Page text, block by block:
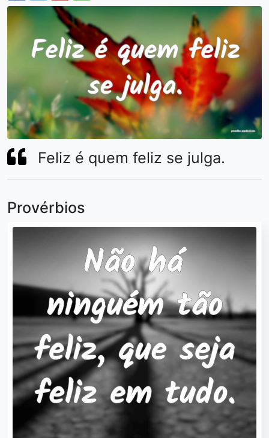
Feliz é quem feliz se julga.
Provérbios